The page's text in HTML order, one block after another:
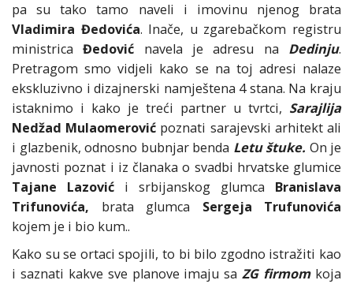
pa su tako tamo naveli i imovinu njenog brata
Vladimira Đedovića. Inače, u zgarebačkom registru
ministricaĐedović navela je adresu na Dedinju.
Pretragom smo vidjeli kako se na toj adresi nalaze
ekskluzivno i dizajnerski namještena 4 stana. Na kraju
istaknimo i kako je treći partner u tvrtci, Sarajlija
Nedžad Mulaomerović poznati sarajevski arhitekt ali
i glazbenik, odnosno bubnjar benda Letu štuke. On je
javnosti poznat i iz članaka o svadbi hrvatske glumice
Tajane Lazović i srbijanskog glumca Branislava
Trifunovića, brata glumca Sergeja Trufunovića
kojem je i bio kum..
Kako su se ortaci spojili, to bi bilo zgodno istražiti kao
i saznati kakve sve planove imaju sa ZG firmomkoja